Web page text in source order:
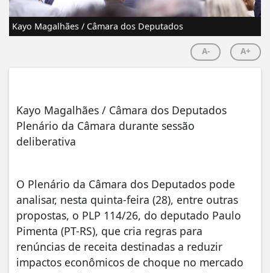
Kayo Magalhães / Câmara dos Deputados
A- A+
Kayo Magalhães / Câmara dos Deputados
Plenário da Câmara durante sessão
deliberativa
O Plenário da Câmara dos Deputados pode
analisar, nesta quinta-feira (28), entre outras
propostas, o PLP 114/26, do deputado Paulo
Pimenta (PT-RS), que cria regras para
renúncias de receita destinadas a reduzir
impactos econômicos de choque no mercado